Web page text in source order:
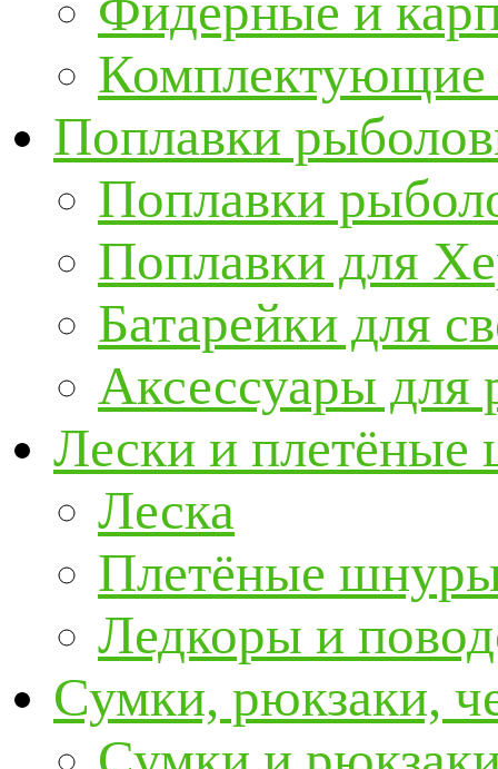
Поплавки
Поплавки
Поплавки для
Батарейки для
Аксессуары для
Лески и
Леска
Плетёные
Ледкоры и
Сумки, рюкзаки,